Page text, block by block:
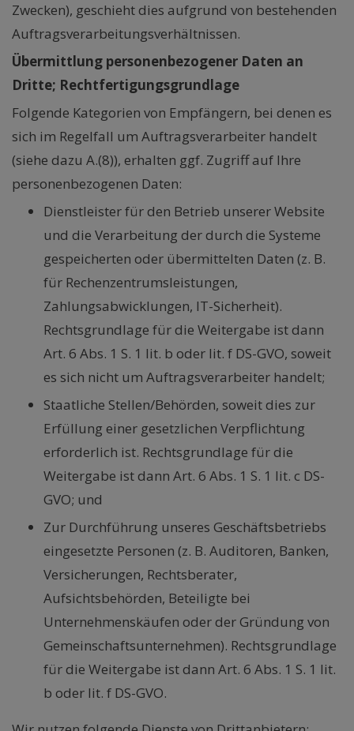
Zwecken), geschieht dies aufgrund von bestehenden
Auftragsverarbeitungsverhältnissen.
Übermittlung personenbezogener Daten an
Dritte; Rechtfertigungsgrundlage
Folgende Kategorien von Empfängern, bei denen es
sich im Regelfall um Auftragsverarbeiter handelt
(siehe dazu A.(8)), erhalten ggf. Zugriff auf Ihre
personenbezogenen Daten:
Dienstleister für den Betrieb unserer Website
und die Verarbeitung der durch die Systeme
gespeicherten oder übermittelten Daten (z. B.
für Rechenzentrumsleistungen,
Zahlungsabwicklungen, IT-Sicherheit).
Rechtsgrundlage für die Weitergabe ist dann
Art. 6 Abs. 1 S. 1 lit. b oder lit. f DS-GVO, soweit
es sich nicht um Auftragsverarbeiter handelt;
Staatliche Stellen/Behörden, soweit dies zur
Erfüllung einer gesetzlichen Verpflichtung
erforderlich ist. Rechtsgrundlage für die
Weitergabe ist dann Art. 6 Abs. 1 S. 1 lit. c DS-
GVO; und
Zur Durchführung unseres Geschäftsbetriebs
eingesetzte Personen (z. B. Auditoren, Banken,
Versicherungen, Rechtsberater,
Aufsichtsbehörden, Beteiligte bei
Unternehmenskäufen oder der Gründung von
Gemeinschaftsunternehmen). Rechtsgrundlage
für die Weitergabe ist dann Art. 6 Abs. 1 S. 1 lit.
b oder lit. f DS-GVO.